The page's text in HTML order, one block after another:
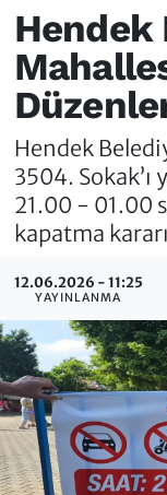
Hendek
Hendek
3504.
21.00 - 01.00
kapatma
12.06.2026 - 11:25
YAYINLANMA
Nöbetçi
Vefat
Hakkında
Hendek
Künye
İletişim
Tüm
Son Dakika
Haber